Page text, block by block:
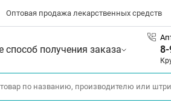
Оптовая продажа лекарственных средств
способ получения заказа 8-